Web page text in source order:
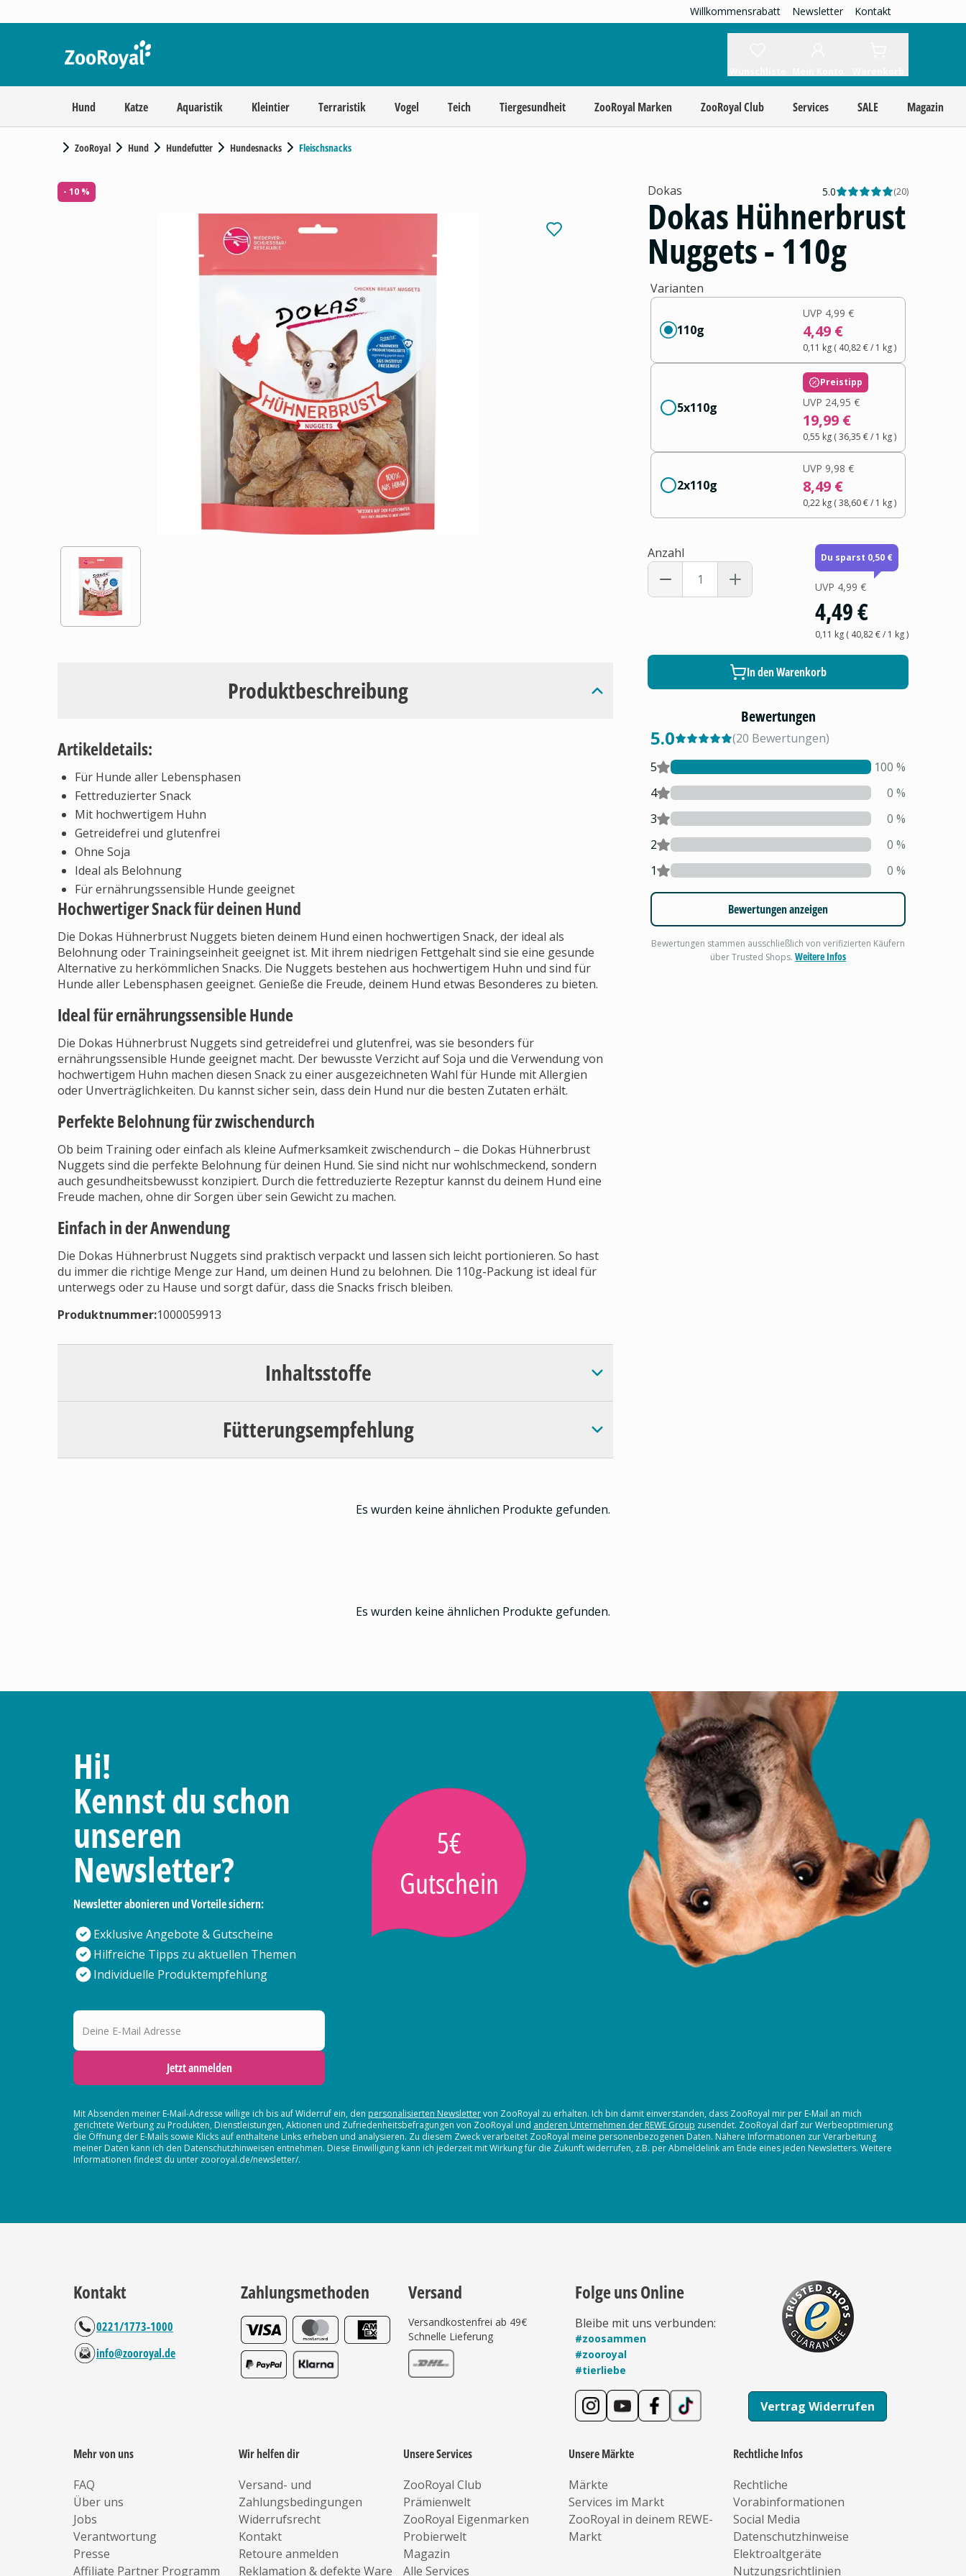
Willkommensrabatt Newsletter Kontakt
Hund Katze Aquaristik Kleintier Terraristik Vogel Teich Tiergesundheit ZooRoyal Marken ZooRoyal Club Services SALE Magazin
ZooRoyal Hund Hundefutter Hundesnacks Fleischsnacks
- 10 %
Produktbeschreibung
Artikeldetails:
Für Hunde aller Lebensphasen
Fettreduzierter Snack
Mit hochwertigem Huhn
Getreidefrei und glutenfrei
Ohne Soja
Ideal als Belohnung
Für ernährungssensible Hunde geeignet
Hochwertiger Snack für deinen Hund
Die Dokas Hühnerbrust Nuggets bieten deinem Hund einen hochwertigen Snack, der ideal als
Belohnung oder Trainingseinheit geeignet ist. Mit ihrem niedrigen Fettgehalt sind sie eine gesunde
Alternative zu herkömmlichen Snacks. Die Nuggets bestehen aus hochwertigem Huhn und sind für
Hunde aller Lebensphasen geeignet. Genieße die Freude, deinem Hund etwas Besonderes zu bieten.
Ideal für ernährungssensible Hunde
Die Dokas Hühnerbrust Nuggets sind getreidefrei und glutenfrei, was sie besonders für
ernährungssensible Hunde geeignet macht. Der bewusste Verzicht auf Soja und die Verwendung von
hochwertigem Huhn machen diesen Snack zu einer ausgezeichneten Wahl für Hunde mit Allergien
oder Unverträglichkeiten. Du kannst sicher sein, dass dein Hund nur die besten Zutaten erhält.
Perfekte Belohnung für zwischendurch
Ob beim Training oder einfach als kleine Aufmerksamkeit zwischendurch – die Dokas Hühnerbrust
Nuggets sind die perfekte Belohnung für deinen Hund. Sie sind nicht nur wohlschmeckend, sondern
auch gesundheitsbewusst konzipiert. Durch die fettreduzierte Rezeptur kannst du deinem Hund eine
Freude machen, ohne dir Sorgen über sein Gewicht zu machen.
Einfach in der Anwendung
Die Dokas Hühnerbrust Nuggets sind praktisch verpackt und lassen sich leicht portionieren. So hast
du immer die richtige Menge zur Hand, um deinen Hund zu belohnen. Die 110g-Packung ist ideal für
unterwegs oder zu Hause und sorgt dafür, dass die Snacks frisch bleiben.
Produktnummer:1000059913
Inhaltsstoffe
Fütterungsempfehlung
Dokas 5.0 (20)
Dokas Hühnerbrust
Nuggets - 110g
Varianten
110g
UVP 4,99 €
4,49 €
0,11 kg( 40,82 €/ 1 kg)
5x110g
Preistipp
UVP 24,95 €
19,99 €
0,55 kg(36,35 €/ 1 kg)
2x110g
UVP 9,98 €
8,49 €
0,22 kg(38,60 €/ 1 kg)
Anzahl Du sparst 0,50 €
UVP 4,99 €
4,49 €
0,11 kg( 40,82 €/ 1 kg)
In den Warenkorb
Bewertungen
5.0 (20 Bewertungen)
5
100 %
4
0 %
3
0 %
2
0 %
1
0 %
Bewertungen anzeigen
Bewertungen stammen ausschließlich von verifizierten Käufern
über Trusted Shops.Weitere Infos
Es wurden keine ähnlichen Produkte gefunden.
Es wurden keine ähnlichen Produkte gefunden.
Hi!
Kennst du schon
unseren
Newsletter?
Newsletter abonieren und Vorteile sichern:
Exklusive Angebote & Gutscheine
Hilfreiche Tipps zu aktuellen Themen
Individuelle Produktempfehlung
5€
Gutschein
Deine E-Mail Adresse
Jetzt anmelden
Mit Absenden meiner E-Mail-Adresse willige ich bis auf Widerruf ein, den personalisierten Newslettervon ZooRoyal zu erhalten. Ich bin damit einverstanden, dass ZooRoyal mir per E-Mail an mich
gerichtete Werbung zu Produkten, Dienstleistungen, Aktionen und Zufriedenheitsbefragungen von ZooRoyal und anderen Unternehmen der REWE Group zusendet. ZooRoyal darf zur Werbeoptimierung
die Öffnung der E-Mails sowie Klicks auf enthaltene Links erheben und analysieren. Zu diesem Zweck verarbeitet ZooRoyal meine personenbezogenen Daten. Nähere Informationen zur Verarbeitung
meiner Daten kann ich den Datenschutzhinweisen entnehmen. Diese Einwilligung kann ich jederzeit mit Wirkung für die Zukunft widerrufen, z.B. per Abmeldelink am Ende eines jeden Newsletters. Weitere
Informationen findest du unter zooroyal.de/newsletter/.
Kontakt
0221/1773-1000
info@zooroyal.de
Zahlungsmethoden Versand
Versandkostenfrei ab 49€
Schnelle Lieferung
Folge uns Online
Bleibe mit uns verbunden:
#zoosammen
#zooroyal
#tierliebe
Vertrag Widerrufen
Mehr von uns
FAQ
Über uns
Jobs
Verantwortung
Presse
Affiliate Partner Programm
Wir helfen dir
Versand- und
Zahlungsbedingungen
Widerrufsrecht
Kontakt
Retoure anmelden
Reklamation & defekte Ware
Unsere Services
ZooRoyal Club
Prämienwelt
ZooRoyal Eigenmarken
Probierwelt
Magazin
Alle Services
Unsere Märkte
Märkte
Services im Markt
ZooRoyal in deinem REWE-
Markt
Rechtliche Infos
Rechtliche
Vorabinformationen
Social Media
Datenschutzhinweise
Elektroaltgeräte
Nutzungsrichtlinien